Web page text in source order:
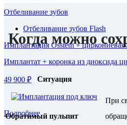
Отбеливание зубов
Отбеливание зубов Flash
Имплантация Osstem + циркониевая
Имплантат + коронка из диоксида
49 900 ₽
Подробнее
Когда можно
Ситуация
Обратимый пульпит
При